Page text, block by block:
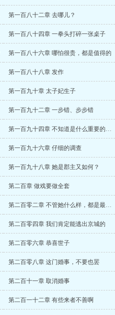
第一百八十二章 去哪儿？
第一百八十四章 一拳头打碎一张桌子
第一百八十六章 哪怕很贵，都是值得的
第一百八十八章 发作
第一百九十章 太子妃生子
第一百九十二章 一步错、步步错
第一百九十四章 不知道是什么重要的事情
第一百九十六章 仔细的调查
第一百九十八章 她是郡主又如何？
第二百章 做戏要做全套
第二百零二章 不管她什么样，都是最美的
第二百零四章 我们肯定能逃出京城的
第二百零六章 恭喜世子
第二百零八章 这门婚事，不要也罢
第二百十一章 取消婚事
第二百一十二章 有些来者不善啊